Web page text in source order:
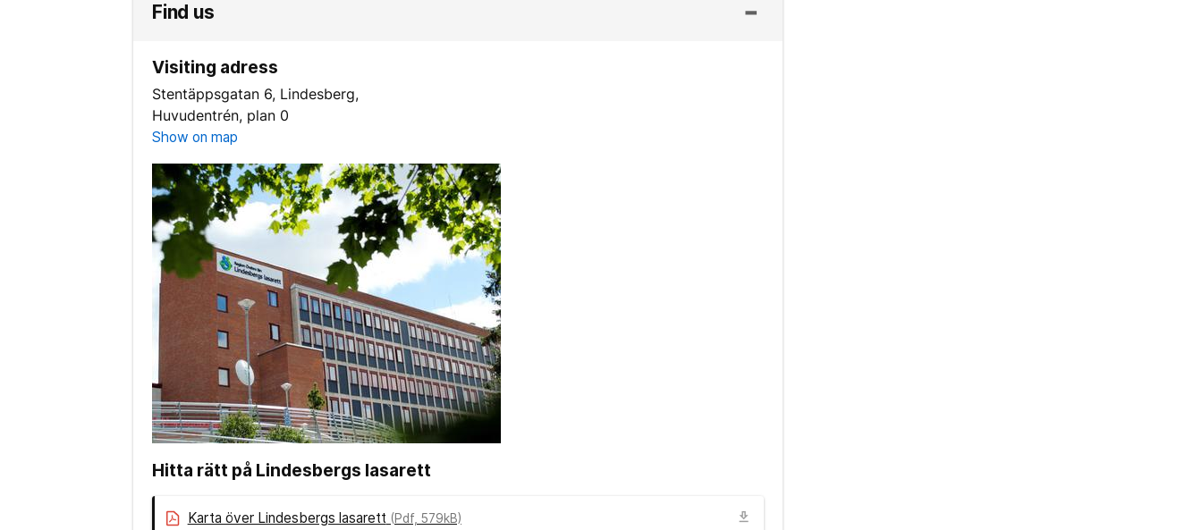
Find us
Visiting adress
Stentäppsgatan 6, Lindesberg,
Huvudentrén, plan 0
Show on map
Hitta rätt på Lindesbergs lasarett
Karta över Lindesbergs lasarett (Pdf, 579kB) download